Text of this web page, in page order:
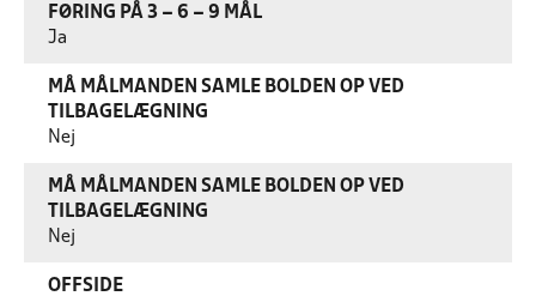
FØRING PÅ 3 – 6 – 9 MÅL
Ja
MÅ MÅLMANDEN SAMLE BOLDEN OP VED
TILBAGELÆGNING
Nej
MÅ MÅLMANDEN SAMLE BOLDEN OP VED
TILBAGELÆGNING
Nej
OFFSIDE